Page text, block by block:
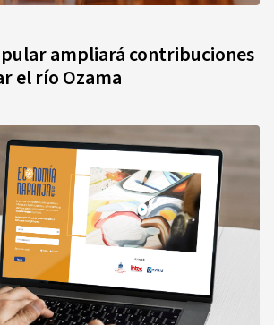
ampliará contribuciones
el río Ozama